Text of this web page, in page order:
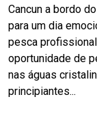
Cancun a bordo
para um dia
pesca
oportunidade de
nas águas
principiantes...